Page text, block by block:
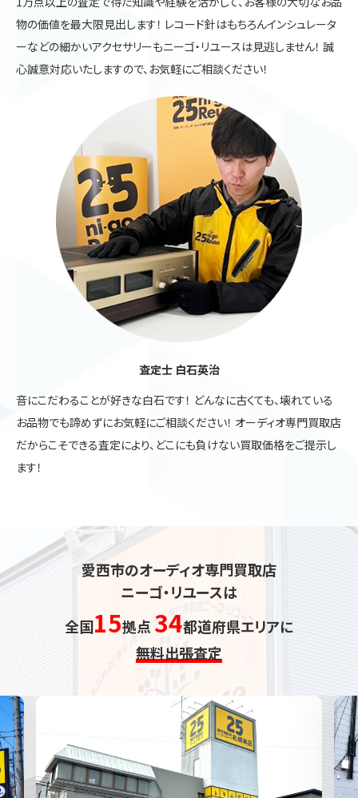
物の価値を最大限見出します！ レコード針はもちろんインシュレータ
ーなどの細かいアクセサリーもニーゴ・リユースは見逃しません！ 誠
心誠意対応いたしますので、お気軽にご相談ください！
査定士 白石英治
音にこだわることが好きな白石です！ どんなに古くても、壊れている
お品物でも諦めずにお気軽にご相談ください！ オーディオ専門買取店
だからこそできる査定により、どこにも負けない買取価格をご提示し
ます！
愛西市のオーディオ専門買取店
ニーゴ・リユースは
全国15拠点 34都道府県エリアに
無料出張査定